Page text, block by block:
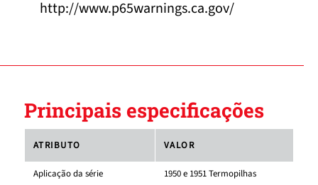
http://www.p65warnings.ca.gov/
Principais especificações
ATRIBUTO VALOR
Aplicação da série
1950 e 1951 Termopilhas